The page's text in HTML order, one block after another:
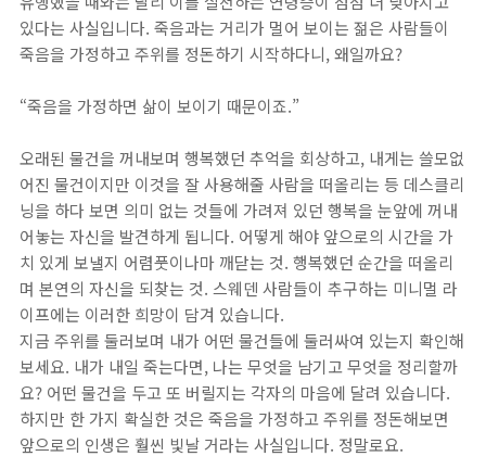
있다는 사실입니다. 죽음과는 거리가 멀어 보이는 젊은 사람들이
죽음을 가정하고 주위를 정돈하기 시작하다니, 왜일까요?
“죽음을 가정하면 삶이 보이기 때문이죠.”
오래된 물건을 꺼내보며 행복했던 추억을 회상하고, 내게는 쓸모없
어진 물건이지만 이것을 잘 사용해줄 사람을 떠올리는 등 데스클리
닝을 하다 보면 의미 없는 것들에 가려져 있던 행복을 눈앞에 꺼내
어놓는 자신을 발견하게 됩니다. 어떻게 해야 앞으로의 시간을 가
치 있게 보낼지 어렴풋이나마 깨닫는 것. 행복했던 순간을 떠올리
며 본연의 자신을 되찾는 것. 스웨덴 사람들이 추구하는 미니멀 라
이프에는 이러한 희망이 담겨 있습니다.
지금 주위를 둘러보며 내가 어떤 물건들에 둘러싸여 있는지 확인해
보세요. 내가 내일 죽는다면, 나는 무엇을 남기고 무엇을 정리할까
요? 어떤 물건을 두고 또 버릴지는 각자의 마음에 달려 있습니다.
하지만 한 가지 확실한 것은 죽음을 가정하고 주위를 정돈해보면
앞으로의 인생은 훨씬 빛날 거라는 사실입니다. 정말로요.